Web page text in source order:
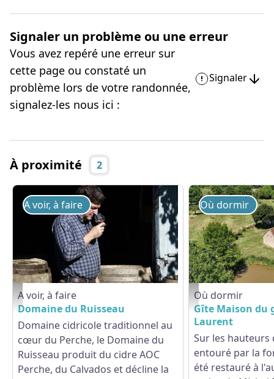
Signaler un problème ou une erreur
Vous avez repéré une erreur sur
cette page ou constaté un
problème lors de votre randonnée,
signalez-les nous ici :
Signaler
À proximité 2
Domaine du Ruisseau - Boissy-Maugis - ©J.E. Rubio - CD61
A voir, à faire
A voir, à faire
Domaine du Ruisseau
Domaine cidricole traditionnel au
cœur du Perche, le Domaine du
Ruisseau produit du cidre AOC
Perche, du Calvados et décline la
Maison du garde - St
Où dormir
Où dormir
Gîte Maison du
Laurent
Sur les hauteurs
entouré par la
été restauré à